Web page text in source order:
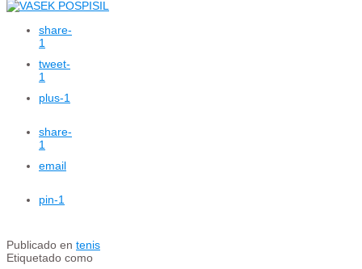
share-
1
tweet-
1
plus-1
share-
1
email
pin-1
Publicado en tenis
Etiquetado como